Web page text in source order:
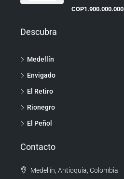
COP1.900.000.000
Descubra
Medellín
Envigado
El Retiro
Rionegro
El Peñol
Contacto
Medellín, Antioquia, Colombia